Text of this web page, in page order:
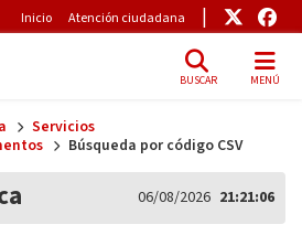
Pre-Header
Inicio Atención ciudadana Enlace
BUSCAR MENÚ
Servicios
Búsqueda por código CSV
06/08/2026 21:21:06